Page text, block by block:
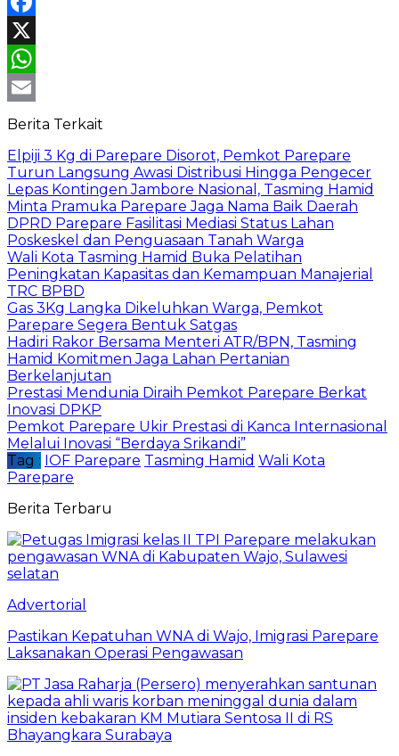
Facebook
X
WhatsApp
Email
Berita Terkait
Elpiji 3 Kg di Parepare Disorot, Pemkot Parepare
Turun Langsung Awasi Distribusi Hingga Pengecer
Lepas Kontingen Jambore Nasional, Tasming Hamid
Minta Pramuka Parepare Jaga Nama Baik Daerah
DPRD Parepare Fasilitasi Mediasi Status Lahan
Poskeskel dan Penguasaan Tanah Warga
Wali Kota Tasming Hamid Buka Pelatihan
Peningkatan Kapasitas dan Kemampuan Manajerial
TRC BPBD
Gas 3Kg Langka Dikeluhkan Warga, Pemkot
Parepare Segera Bentuk Satgas
Hadiri Rakor Bersama Menteri ATR/BPN, Tasming
Hamid Komitmen Jaga Lahan Pertanian
Berkelanjutan
Prestasi Mendunia Diraih Pemkot Parepare Berkat
Inovasi DPKP
Pemkot Parepare Ukir Prestasi di Kanca Internasional
Melalui Inovasi “Berdaya Srikandi”
Tag : IOF Parepare Tasming Hamid Wali Kota
Parepare
Berita Terbaru
Advertorial
Pastikan Kepatuhan WNA di Wajo, Imigrasi Parepare
Laksanakan Operasi Pengawasan